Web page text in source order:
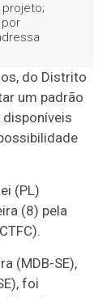
projeto;
do Distrito
um padrão
(PL)
(8) pela
(MDB-SE),
foi